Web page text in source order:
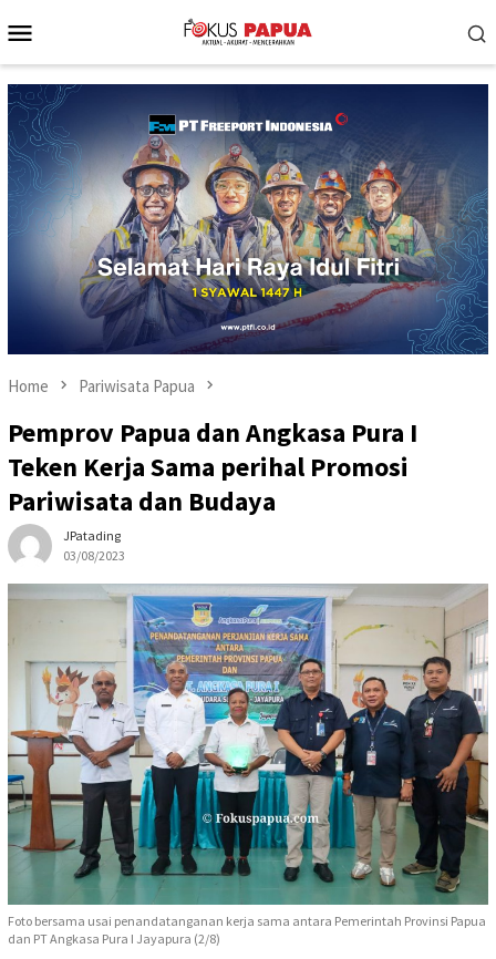
to
Menu
Home Pariwisata Papua
Pemprov Papua dan Angkasa Pura I
Teken Kerja Sama perihal Promosi
Pariwisata dan Budaya
JPatading
03/08/2023
Foto bersama usai penandatanganan kerja sama antara Pemerintah Provinsi Papua
dan PT Angkasa Pura I Jayapura (2/8)